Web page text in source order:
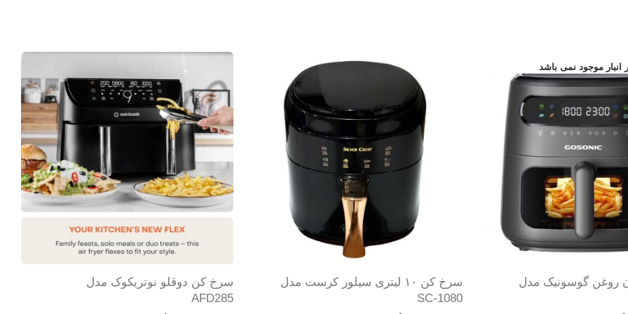
روغن گوسونیک مدل
سرخ کن ۱۰ لیتری سیلور کرست مدل
SC-1080
سرخ کن دوقلو نوتریکوک مدل
AFD285